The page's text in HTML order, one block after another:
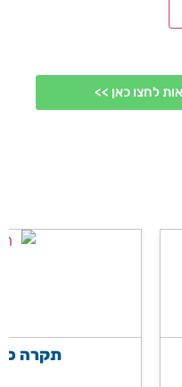
לחצו כאן >>
פתח 50